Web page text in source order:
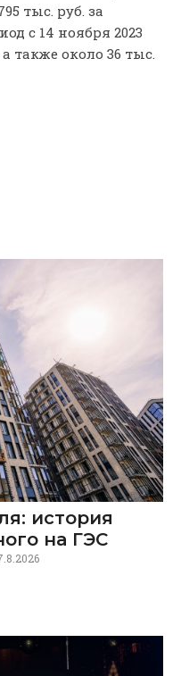
тыс. руб. за
с 14 ноября 2023
также около 36 тыс.
история
на ГЭС